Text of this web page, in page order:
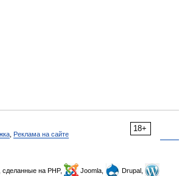
18+
Реклама на сайте
, сделанные на PHP, Joomla, Drupal,